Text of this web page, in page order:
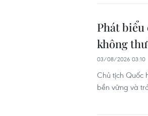
Phát biểu
không
03/08/2026 03:10
Chủ tịch Quốc
bền vững và